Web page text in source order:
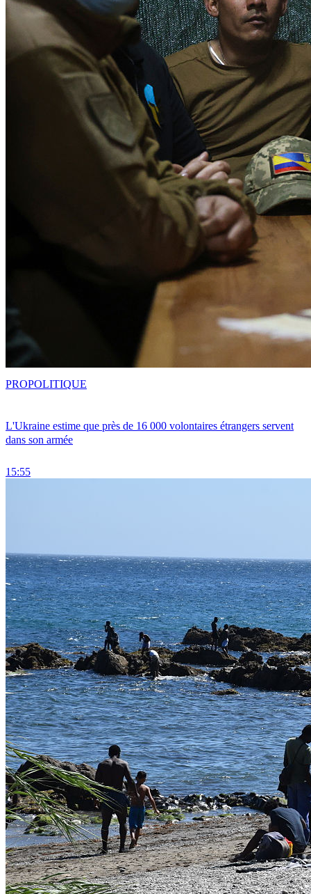
L'Ukraine estime que près de 16 000 volontaires étrangers servent
dans son armée
15:55
PROPOLITIQUE